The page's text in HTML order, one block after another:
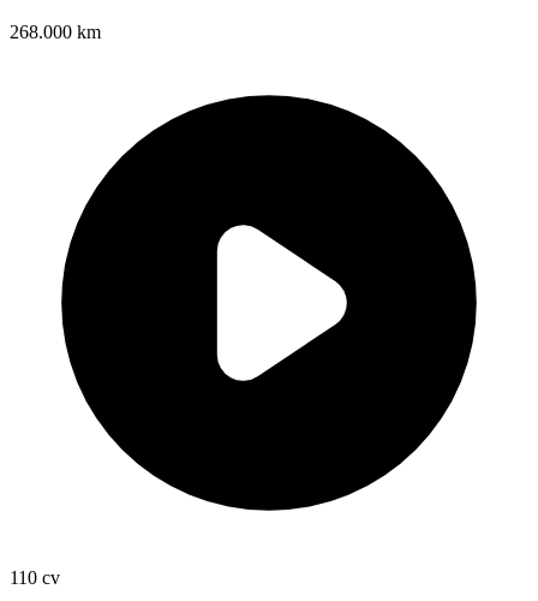
268.000 km
110 cv